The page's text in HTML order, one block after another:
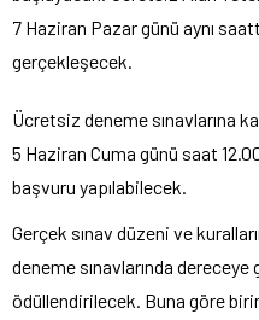
7 Haziran Pazar günü aynı
gerçekleşecek.
Ücretsiz deneme sınavlarına
5 Haziran Cuma günü saat
başvuru yapılabilecek.
Gerçek sınav düzeni ve
deneme sınavlarında
ödüllendirilecek. Buna göre